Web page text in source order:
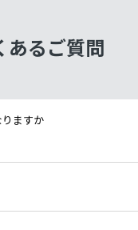
あるご質問
ますか